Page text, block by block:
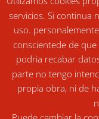
Política de
Política de
servicios. Si continua
uso.
conscientede de
podria recabar
parte no tengo
propia obra, ni de